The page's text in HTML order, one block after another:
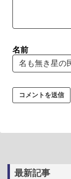
名前
最新記事